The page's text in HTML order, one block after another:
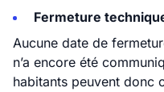
Fermeture
Aucune date de
n’a encore été
habitants peuvent donc